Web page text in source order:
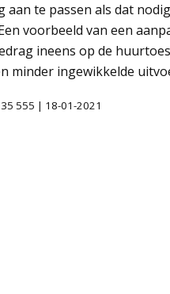
aan te passen als dat
voorbeeld van een
ineens op de
minder ingewikkelde
555 | 18-01-2021